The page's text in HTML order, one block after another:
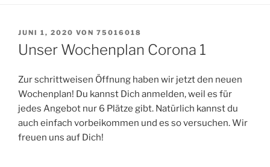
VERÖFFENTLICHT
AM
JUNI 1, 2020 VON 75016018
Unser Wochenplan Corona 1
Zur schrittweisen Öffnung haben wir jetzt den neuen
Wochenplan! Du kannst Dich anmelden, weil es für
jedes Angebot nur 6 Plätze gibt. Natürlich kannst du
auch einfach vorbeikommen und es so versuchen. Wir
freuen uns auf Dich!